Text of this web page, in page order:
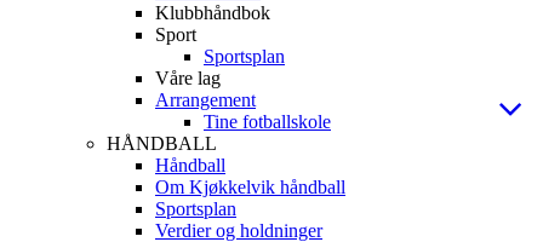
Klubbhåndbok
Sport
Sportsplan
Våre lag
Arrangement
Tine fotballskole
HÅNDBALL
Håndball
Om Kjøkkelvik håndball
Sportsplan
Verdier og holdninger